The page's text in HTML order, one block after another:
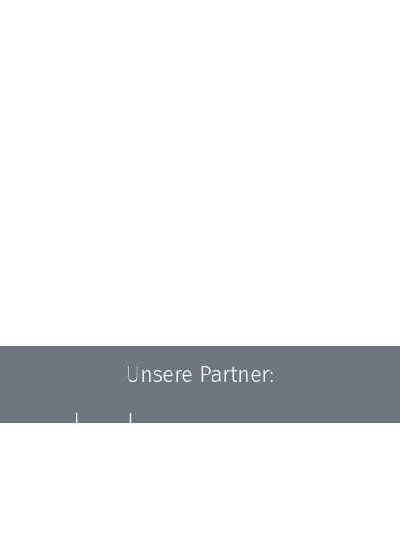
Unsere Partner: